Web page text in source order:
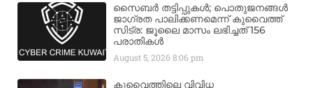
സൈബർ തട്ടിപ്പുകൾ; പൊതുജനങ്ങൾ
ജാഗ്രത പാലിക്കണമെന്ന് കുവൈത്ത്
സിട്ര: ജൂലൈ മാസം ലഭിച്ചത് 156
പരാതികൾ
August 5, 20268:06 pm
കുവൈത്തിലെ വിവിധ